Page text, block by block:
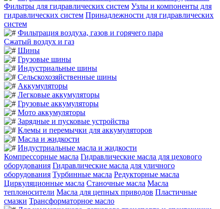
Фильтры для гидравлических систем Узлы и компоненты для
гидравлических систем Принадлежности для гидравлических
систем
Фильтрация воздуха, газов и горячего пара
Сжатый воздух и газ
Шины
Грузовые шины
Индустриальные шины
Сельскохозяйственные шины
Аккумуляторы
Легковые аккумуляторы
Грузовые аккумуляторы
Мото аккумуляторы
Зарядные и пусковые устройства
Клемы и перемычки для аккумуляторов
Масла и жидкости
Индустриальные масла и жидкости
Компрессорные масла Гидравлические масла для цехового
оборудования Гидравлические масла для уличного
оборудования Турбинные масла Редукторные масла
Циркуляционные масла Станочные масла Масла
теплоносители Масла для цепных приводов Пластичные
смазки Трансформаторное масло